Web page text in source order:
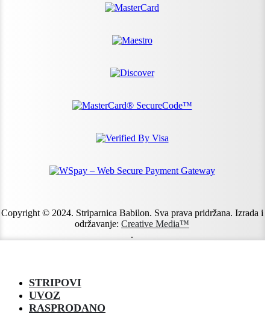
Copyright © 2024. Striparnica Babilon. Sva prava pridržana. Izrada i
održavanje: Creative Media™
.
STRIPOVI
UVOZ
RASPRODANO